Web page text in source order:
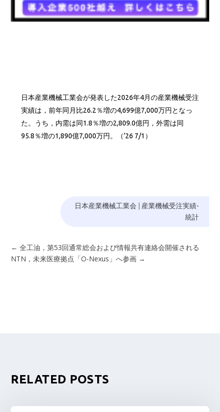
日本産業機械工業会が発表した2026年4月の産業機械受注
実績は，前年同月比26.2％増の4,699億7,000万円となっ
た。うち，内需は同1.8％増の2,809.0億円，外需は同
95.8％増の1,890億7,000万円。（’26 7/1）
日本産業機械工業会
産業機械受注実績-
統計
←全工油，第53回通常総会および情報共有連絡会開催される
NTN，未来医療拠点「O-Nexus」へ参画 →
RELATED POSTS